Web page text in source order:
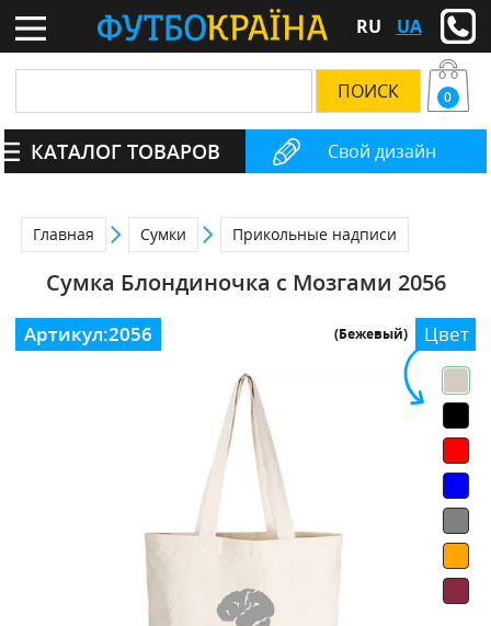
RU UA
Свой дизайн
0
КАТАЛОГ ТОВАРОВ
Главная Сумки Прикольные надписи
Сумка Блондиночка с Мозгами 2056
Цвет
(Бежевый)
Артикул:2056